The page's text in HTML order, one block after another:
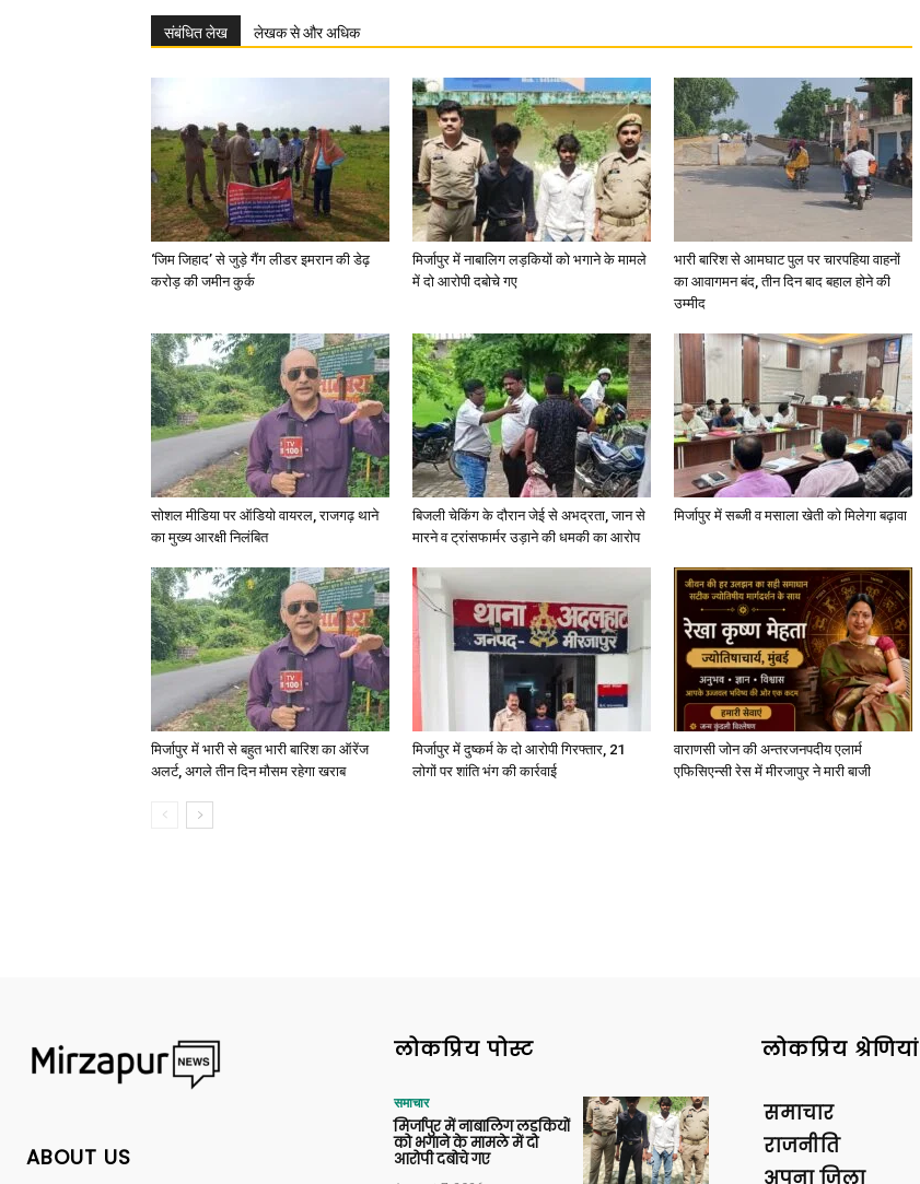
संबंधित लेख लेखक से और अधिक
‘जिम जिहाद’ से जुड़े गैंग लीडर इमरान की डेढ़
करोड़ की जमीन कुर्क
मिर्जापुर में नाबालिग लड़कियों को भगाने के मामले
में दो आरोपी दबोचे गए
भारी बारिश से आमघाट पुल पर चारपहिया वाहनों
का आवागमन बंद, तीन दिन बाद बहाल होने की
उम्मीद
सोशल मीडिया पर ऑडियो वायरल, राजगढ़ थाने
का मुख्य आरक्षी निलंबित
बिजली चेकिंग के दौरान जेई से अभद्रता, जान से
मारने व ट्रांसफार्मर उड़ाने की धमकी का आरोप
मिर्जापुर में सब्जी व मसाला खेती को मिलेगा बढ़ावा
मिर्जापुर में भारी से बहुत भारी बारिश का ऑरेंज
अलर्ट, अगले तीन दिन मौसम रहेगा खराब
मिर्जापुर में दुष्कर्म के दो आरोपी गिरफ्तार, 21
लोगों पर शांति भंग की कार्रवाई
वाराणसी जोन की अन्तरजनपदीय एलार्म
एफिसिएन्सी रेस में मीरजापुर ने मारी बाजी
ABOUT US
लोकप्रिय पोस्ट
समाचार
मिर्जापुर में नाबालिग लड़कियों
को भगाने के मामले में दो
आरोपी दबोचे गए
लोकप्रिय श्रेणियां
समाचार
राजनीति
अपना ज़िला